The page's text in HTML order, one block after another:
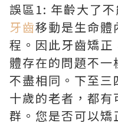
誤區1: 年齡大了
牙齒移動是生命體
程。因此牙齒矯正
體存在的問題不
不盡相同。下至
十歲的老者，都
群。您是否可以